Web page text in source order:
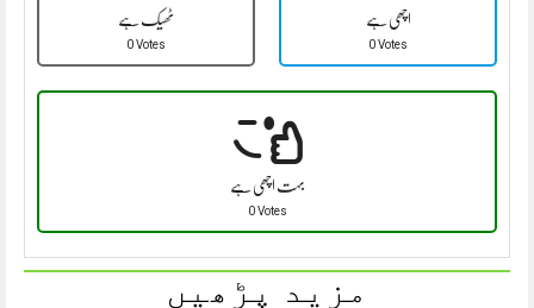
ٹھیک ہے
0 Votes
اچھی ہے
0 Votes
بہت اچھی ہے
0 Votes
مزید پڑھیں